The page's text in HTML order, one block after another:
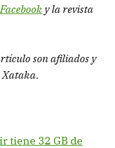
Facebook y la revista
son afiliados y
Xataka.
tiene 32 GB de